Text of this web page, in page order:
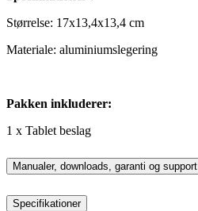
Størrelse: 17x13,4x13,4 cm
Materiale: aluminiumslegering
Pakken inkluderer:
1 x Tablet beslag
Manualer, downloads, garanti og support
Specifikationer